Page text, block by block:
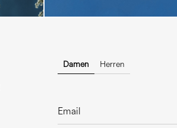
Damen Herren